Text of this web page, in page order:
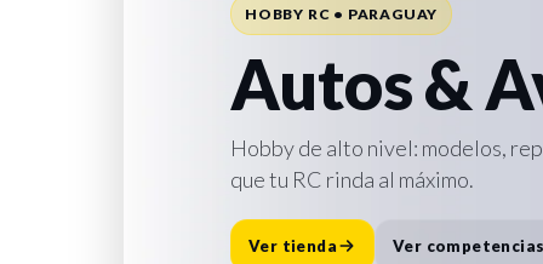
HOBBY RC • PARAGUAY
Autos &
Hobby de alto nivel: modelos,
que tu RC rinda al máximo.
Ver tienda Ver competencias
Destacado:Cargador Traxxas
rápida y lista para la pista.